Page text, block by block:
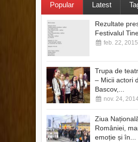
Popular Latest
Rezultate
Festivalul
feb. 22, 2015
Trupa de
– Micii actori
Bascov,...
nov. 24,
Ziua
României,
emoție și în...